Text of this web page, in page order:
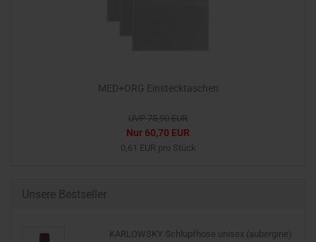
MED+ORG Einstecktaschen
UVP 75,90 EUR
Nur 60,70 EUR
0,61 EUR pro Stück
Unsere Bestseller
KARLOWSKY Schlupfhose unisex (aubergine)